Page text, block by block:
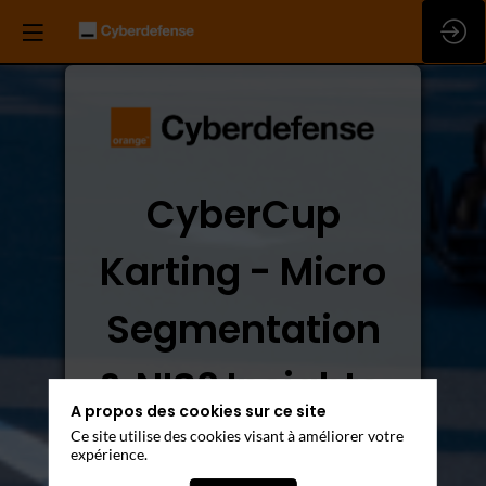
CyberCup
Karting - Micro
Segmentation
& NIS2 Insights
Mardi 18 novembre
A propos des cookies sur ce site
Ce site utilise des cookies visant à améliorer votre
expérience.